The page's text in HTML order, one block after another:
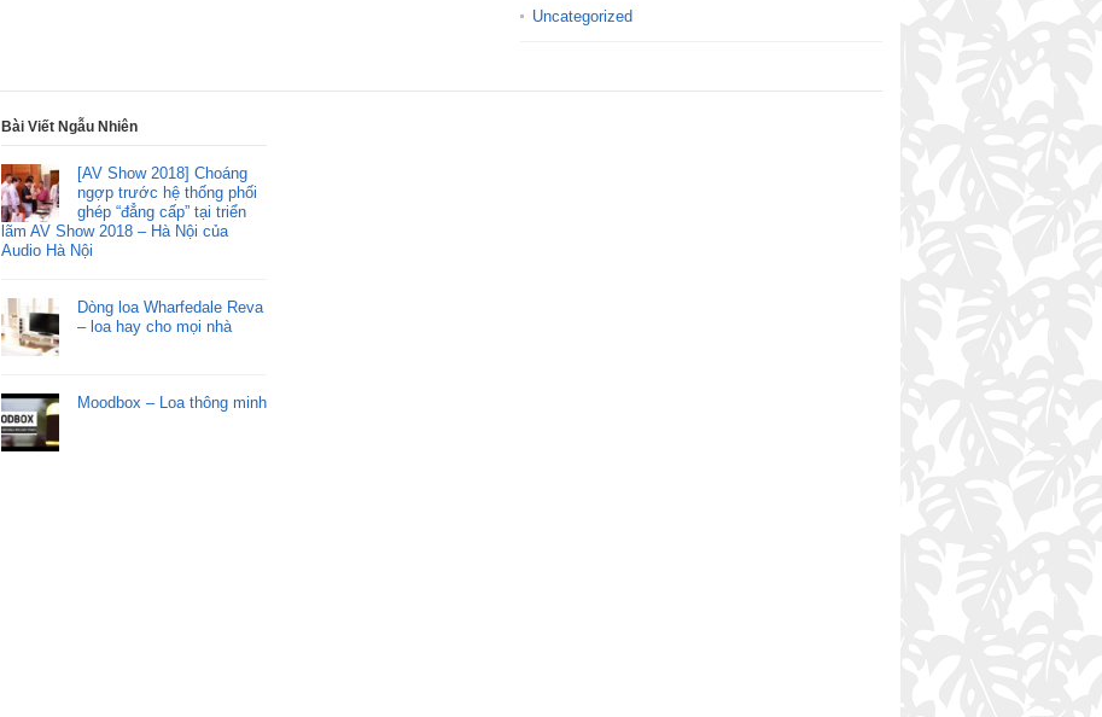
Uncategorized
Bài Viết Ngẫu Nhiên
[AV Show 2018] Choáng
ngợp trước hệ thống phối
ghép “đẳng cấp” tại triển
lãm AV Show 2018 – Hà Nội của
Audio Hà Nội
Dòng loa Wharfedale Reva
– loa hay cho mọi nhà
Moodbox – Loa thông minh